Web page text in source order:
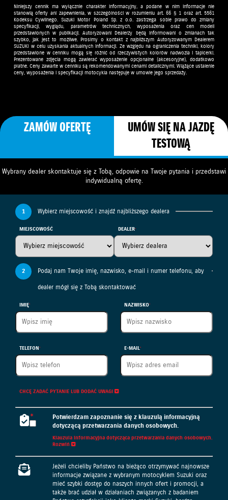
Niniejszy cennik ma wyłącznie charakter informacyjny, a podane w nim informacje nie
stanowią oferty ani zapewnienia, w szczególności w rozumieniu art. 66 § 1 oraz art. 5561
Kodeksu Cywilnego. Suzuki Motor Poland Sp. z o.o. zastrzega sobie prawo do zmiany
specyfikacji, wyglądu, parametrów technicznych, wyposażenia oraz cen modeli
przedstawionych w publikacji. Autoryzowani Dealerzy będą informowani o zmianach tak
szybko, jak jest to możliwe. Prosimy o kontakt z najbliższym Autoryzowanym Dealerem
SUZUKI w celu uzyskania aktualnych informacji. Ze względu na ograniczenia techniki, kolory
przedstawione w cenniku mogą się różnić od rzeczywistych kolorów nadwozia i tapicerki.
Prezentowane zdjęcia mogą zawierać wyposażenie opcjonalne (akcesoryjne), dodatkowo
płatne. Ceny zawarte w cenniku są rekomendowanymi cenami detalicznymi. Wiążące ustalenie
ceny, wyposażenia i specyfikacji motocykla następuje w umowie jego sprzedaży.
ZAMÓW OFERTĘ
UMÓW SIĘ NA JAZDĘ
TESTOWĄ
Wybrany dealer skontaktuje się z Tobą, odpowie na Twoje pytania i przedstawi
indywidualną ofertę.
1 Wybierz miejscowość i znajdź najbliższego dealera
MIEJSCOWOŚĆ DEALER
2
Podaj nam Twoje imię, nazwisko, e-mail i numer telefonu, aby
dealer mógł się z Tobą skontaktować
IMIĘ NAZWISKO
TELEFON E-MAIL
CHCĘ ZADAĆ PYTANIE LUB DODAĆ UWAGI
Potwierdzam zapoznanie się z klauzulą informacyjną
dotyczącą przetwarzania danych osobowych.
Klauzula informacyjna dotycząca przetwarzania danych osobowych.
Rozwiń
Klauzula informacyjna dotycząca przetwarzania danych
osobowych
Administratorem podanych przez Państwa danych osobowych
jest Suzuki Motor Poland Sp. z o.o. z siedzibą w Warszawie
Jeżeli chcieliby Państwo na bieżąco otrzymywać najnowsze
informacje związane z wybranym motocyklem Suzuki oraz
mieć szybki dostęp do naszych innych ofert i promocji, a
także brać udział w działaniach związanych z badaniem